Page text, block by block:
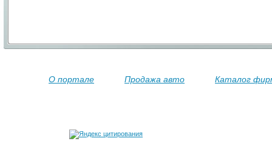
О портале Продажа авто Каталог